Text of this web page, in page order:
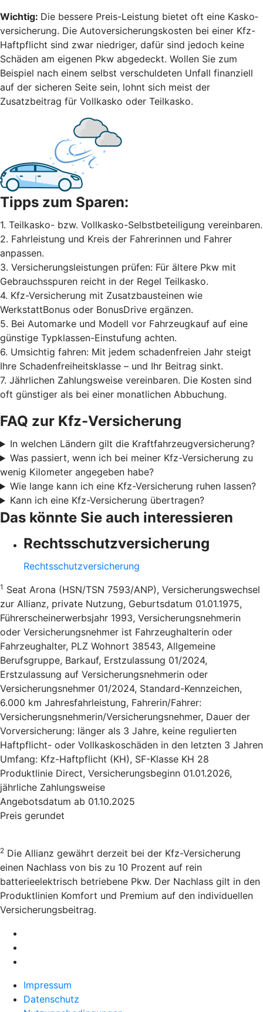
Wichtig: Die bessere Preis-Leistung bietet oft eine Kasko­
versicherung. Die Autoversicherungskosten bei einer Kfz-
Haftpflicht sind zwar niedriger, dafür sind jedoch keine
Schäden am eigenen Pkw abgedeckt. Wollen Sie zum
Beispiel nach einem selbst ver­schuldeten Unfall finanziell
auf der sicheren Seite sein, lohnt sich meist der
Zusatzbeitrag für Vollkasko oder Teilkasko.
Tipps zum Sparen:
1. Teilkasko- bzw. Vollkasko-Selbstbeteiligung vereinbaren.
2. Fahrleistung und Kreis der Fahrerinnen und Fahrer
anpassen.
3. Versicherungsleistungen prüfen: Für ältere Pkw mit
Gebrauchsspuren reicht in der Regel Teilkasko.
4. Kfz-Versicherung mit Zusatzbausteinen wie
WerkstattBonus oder BonusDrive ergänzen.
5. Bei Automarke und Modell vor Fahrzeugkauf auf eine
günstige Typklassen-Einstufung achten.
6. Umsichtig fahren: Mit jedem schadenfreien Jahr steigt
Ihre Schadenfreiheitsklasse – und Ihr Beitrag sinkt.
7. Jährlichen Zahlungsweise vereinbaren. Die Kosten sind
oft günstiger als bei einer monatlichen Abbuchung.
FAQ zur Kfz-Versicherung
In welchen Ländern gilt die Kraftfahrzeugversicherung?
Was passiert, wenn ich bei meiner Kfz-Versicherung zu
wenig Kilometer angegeben habe?
Wie lange kann ich eine Kfz-Versicherung ruhen lassen?
Kann ich eine Kfz-Versicherung übertragen?
Das könnte Sie auch interessieren
Rechtsschutzversicherung
Rechtsschutzversicherung
1 Seat Arona (HSN/TSN 7593/ANP), Versicherungswechsel
zur Allianz, private Nutzung, Geburtsdatum 01.01.1975,
Führerscheinerwerbsjahr 1993, Versicherungsnehmerin
oder Versicherungsnehmer ist Fahrzeughalterin oder
Fahrzeughalter, PLZ Wohnort 38543, Allgemeine
Berufsgruppe, Barkauf, Erstzulassung 01/2024,
Erstzulassung auf Versicherungsnehmerin oder
Versicherungsnehmer 01/2024, Standard-Kennzeichen,
6.000 km Jahresfahrleistung, Fahrerin/Fahrer:
Versicherungsnehmerin/Versicherungsnehmer, Dauer der
Vorversicherung: länger als 3 Jahre, keine regulierten
Haftpflicht- oder Vollkaskoschäden in den letzten 3 Jahren
Umfang: Kfz-Haftpflicht (KH), SF-Klasse KH 28
Produktlinie Direct, Versicherungsbeginn 01.01.2026,
jährliche Zahlungsweise
Angebotsdatum ab 01.10.2025
Preis gerundet
2 Die Allianz gewährt derzeit bei der Kfz-Versicherung
einen Nachlass von bis zu 10 Prozent auf rein
batterieelektrisch betriebene Pkw. Der Nachlass gilt in den
Produktlinien Komfort und Premium auf den individuellen
Versicherungsbeitrag.
Impressum
Datenschutz